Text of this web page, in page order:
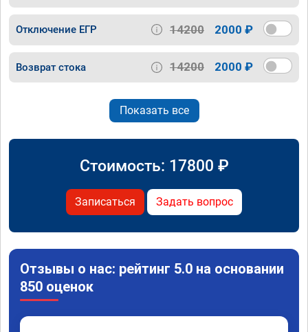
Отключение ЕГР 14200 2000 ₽
Возврат стока 14200 2000 ₽
Показать все
Стоимость: 17800 ₽
Записаться Задать вопрос
Отзывы о нас: рейтинг 5.0 на основании
850 оценок